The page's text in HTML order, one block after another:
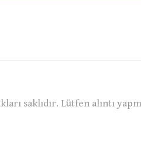
saklıdır. Lütfen alıntı